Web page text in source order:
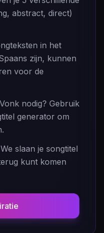
abstract, direct)
in het
zijn, kunnen
voor de
Vonk nodig? Gebruik
generator om
We slaan je songtitel
kunt komen